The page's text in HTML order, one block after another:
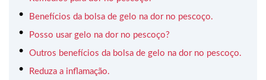
Benefícios da bolsa de gelo na dor no pescoço.
Posso usar gelo na dor no pescoço?
Outros benefícios da bolsa de gelo na dor no pescoço.
Reduza a inflamação.